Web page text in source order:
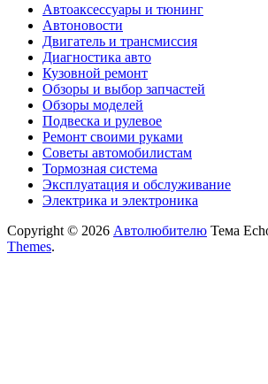
Автоаксессуары и тюнинг
Автоновости
Двигатель и трансмиссия
Диагностика авто
Кузовной ремонт
Обзоры и выбор запчастей
Обзоры моделей
Подвеска и рулевое
Ремонт своими руками
Советы автомобилистам
Тормозная система
Эксплуатация и обслуживание
Электрика и электроника
Copyright © 2026 Автолюбителю Тема
Themes.